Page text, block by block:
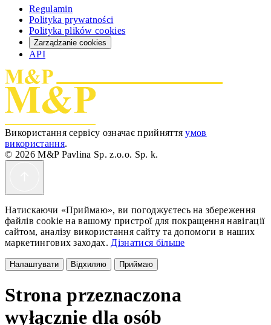
Regulamin
Polityka prywatności
Polityka plików cookies
Zarządzanie cookies
API
Використання сервісу означає прийняттяумов
використання.
© 2026 M&P Pavlina Sp. z.o.o. Sp. k.
Натискаючи «Приймаю», ви погоджуєтесь на збереження
файлів cookie на вашому пристрої для покращення навігації
сайтом, аналізу використання сайту та допомоги в наших
маркетингових заходах. Дізнатися більше
Налаштувати Відхиляю Приймаю
Strona przeznaczona
wyłącznie dla osób